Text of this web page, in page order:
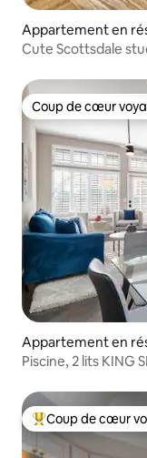
Appartement en
Cute Scottsdale
Coup de cœur
Coup de cœur
Appartement en
Piscine, 2 lits KING
Coups de cœur
Coup de cœur